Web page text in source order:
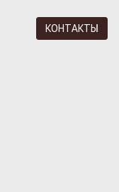
КОНТАКТЫ